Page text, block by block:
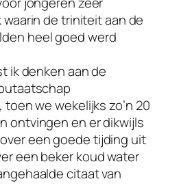
de triniteit aan de
heel goed werd
ik denken aan de
we wekelijks zo’n 20
ontvingen en er dikwijls
een goede tijding uit
een beker koud water
citaat van